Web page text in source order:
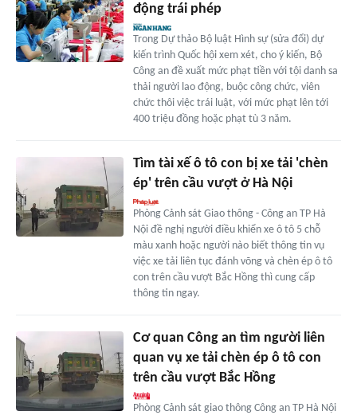
động trái phép
Trong Dự thảo Bộ luật Hình sự (sửa đổi) dự
kiến trình Quốc hội xem xét, cho ý kiến, Bộ
Công an đề xuất mức phạt tiền với tội danh sa
thải người lao động, buộc công chức, viên
chức thôi việc trái luật, với mức phạt lên tới
400 triệu đồng hoặc phạt tù 3 năm.
Tìm tài xế ô tô con bị xe tải 'chèn
ép' trên cầu vượt ở Hà Nội
Phòng Cảnh sát Giao thông - Công an TP Hà
Nội đề nghị người điều khiển xe ô tô 5 chỗ
màu xanh hoặc người nào biết thông tin vụ
việc xe tải liên tục đánh võng và chèn ép ô tô
con trên cầu vượt Bắc Hồng thì cung cấp
thông tin ngay.
Cơ quan Công an tìm người liên
quan vụ xe tải chèn ép ô tô con
trên cầu vượt Bắc Hồng
Phòng Cảnh sát giao thông Công an TP Hà Nội